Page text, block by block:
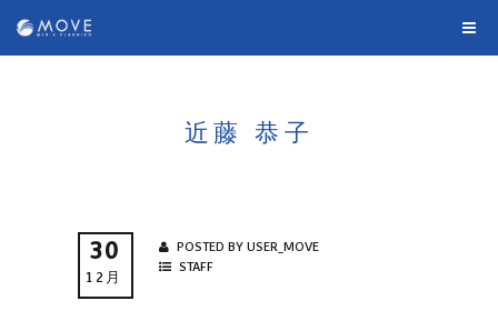
近藤 恭子
30
12月
POSTED BY USER_MOVE
STAFF